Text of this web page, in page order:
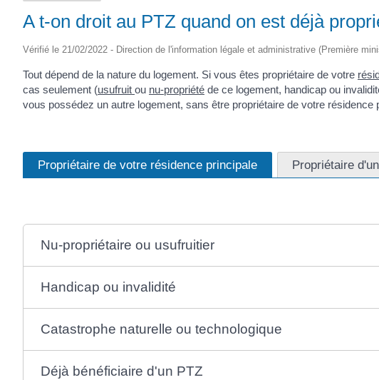
A t-on droit au PTZ quand on est déjà
Vérifié le 21/02/2022 - Direction de l'information légale et administrative (Première
Tout dépend de la nature du logement. Si vous êtes propriétaire de votre
cas seulement (usufruit ou nu-propriété de ce logement, handicap ou
vous possédez un autre logement, sans être propriétaire de votre
Propriétaire de votre résidence principale Propriétaire
Nu-propriétaire ou usufruitier
Handicap ou invalidité
Catastrophe naturelle ou technologique
Déjà bénéficiaire d'un PTZ